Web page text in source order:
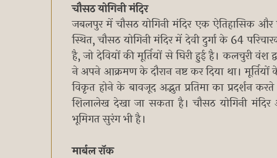
चौसठ योगिनी मंदिर
जबलपुर में चौसठ योगिनी मंदिर एक ऐतिहासिक और
स्थित, चौसठ योगिनी मंदिर में देवी दुर्गा के 64
है, जो देवियों की मूर्तियों से घिरी हुई है। कलचुरी वंश
ने अपने आक्रमण के दौरान नष्ट कर दिया था।
विकृत होने के बावजूद अद्भुत प्रतिमा का प्रदर्शन
शिलालेख देखा जा सकता है। चौसठ योगिनी
भूमिगत सुरंग भी है।
मार्बल रॉक